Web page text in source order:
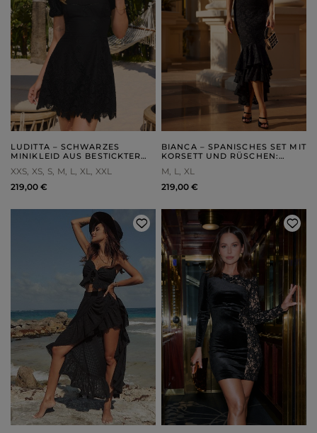
LUDITTA – SCHWARZES
MINIKLEID AUS BESTICKTER
XXS XS S M L XL XXL
219,00 €
BIANCA – SPANISCHES SET MIT
KORSETT UND RÜSCHEN:
ELEGANTE KRAWATTE
M L XL
219,00 €